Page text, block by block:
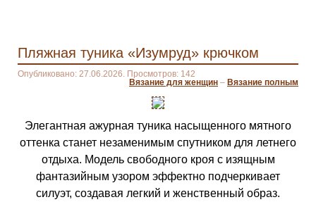
Пляжная туника «Изумруд» крючком
Опубликовано: 27.06.2026. Просмотров: 142
Вязание для женщин – Вязание полным
Элегантная ажурная туника насыщенного мятного
оттенка станет незаменимым спутником для летнего
отдыха. Модель свободного кроя с изящным
фантазийным узором эффектно подчеркивает
силуэт, создавая легкий и женственный образ.